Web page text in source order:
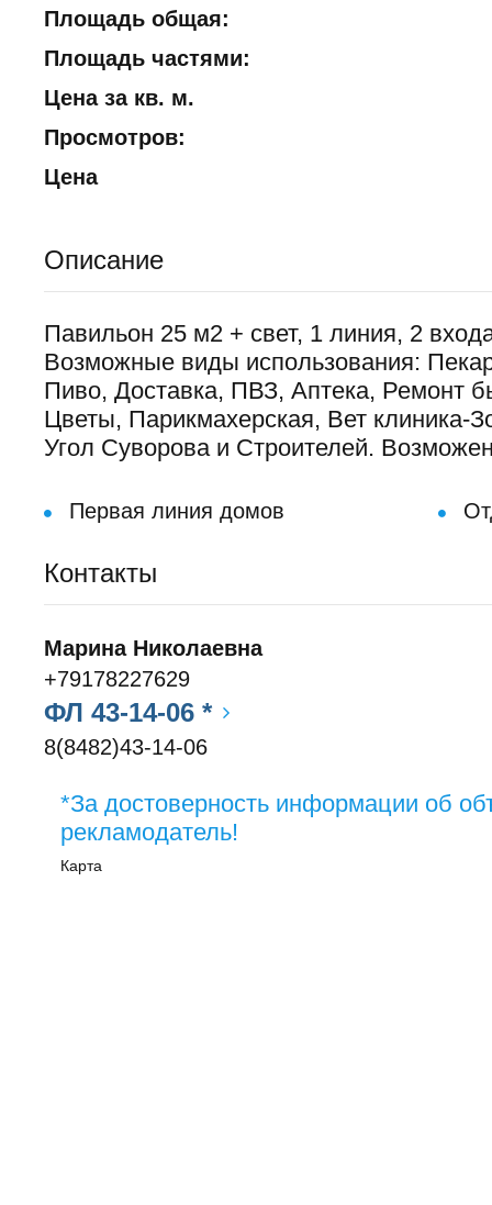
Площадь общая:
Площадь частями:
Цена за кв. м.
Просмотров:
Цена
Описание
Павильон 25 м2 + свет, 1 линия, 2
Возможные виды использования:
Пиво, Доставка, ПВЗ, Аптека, Ремонт
Цветы, Парикмахерская, Вет клиника-
Угол Суворова и Строителей. Возможен
Первая линия домов
Контакты
Марина Николаевна
+79178227629
ФЛ 43-14-06 *
8(8482)43-14-06
*За достоверность информации об
рекламодатель!
Карта